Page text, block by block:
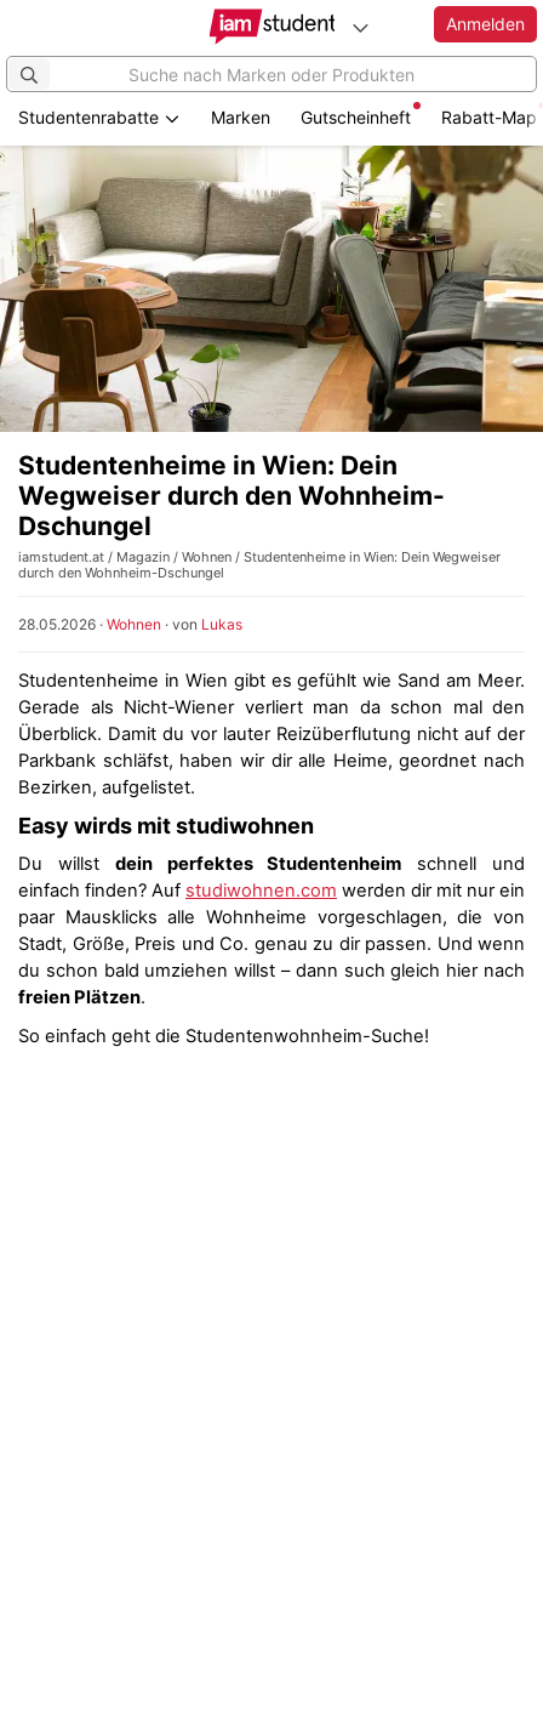
Anmelden
Studentenrabatte Marken Gutscheinheft Rabatt-Map
Studentenheime in Wien: Dein
Wegweiser durch den Wohnheim-
Dschungel
iamstudent.at / Magazin / Wohnen / Studentenheime in Wien: Dein Wegweiser
durch den Wohnheim-Dschungel
28.05.2026 · Wohnen · von Lukas
Studentenheime in Wien gibt es gefühlt wie Sand am Meer.
Gerade als Nicht-Wiener verliert man da schon mal den
Überblick. Damit du vor lauter Reizüberflutung nicht auf der
Parkbank schläfst, haben wir dir alle Heime, geordnet nach
Bezirken, aufgelistet.
Easy wirds mit studiwohnen
Du willst dein perfektes Studentenheim schnell und
einfach finden? Auf studiwohnen.com werden dir mit nur ein
paar Mausklicks alle Wohnheime vorgeschlagen, die von
Stadt, Größe, Preis und Co. genau zu dir passen. Und wenn
du schon bald umziehen willst – dann such gleich hier nach
freien Plätzen.
So einfach geht die Studentenwohnheim-Suche!